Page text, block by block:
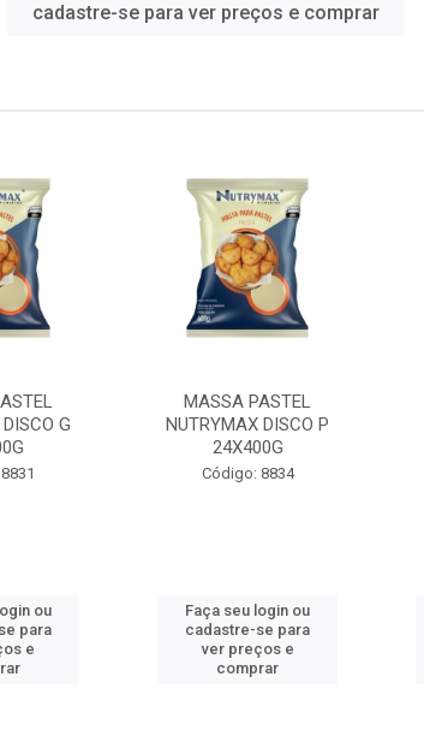
cadastre-se para ver preços e comprar
G
ou
para
e
MASSA PASTEL
NUTRYMAX DISCO P
24X400G
Código: 8834
Faça seu login ou
cadastre-se para
ver preços e
comprar